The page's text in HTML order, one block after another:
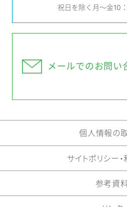
祝日を除く月～金10
メールでのお問い
個人情報の
サイトポリシー
参考資